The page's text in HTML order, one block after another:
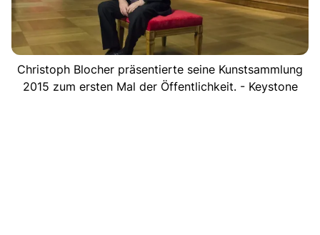
Christoph Blocher präsentierte seine Kunstsammlung
2015 zum ersten Mal der Öffentlichkeit. - Keystone